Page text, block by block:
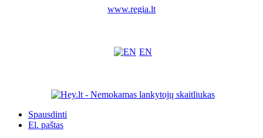
www.regia.lt
EN
Spausdinti
El. paštas